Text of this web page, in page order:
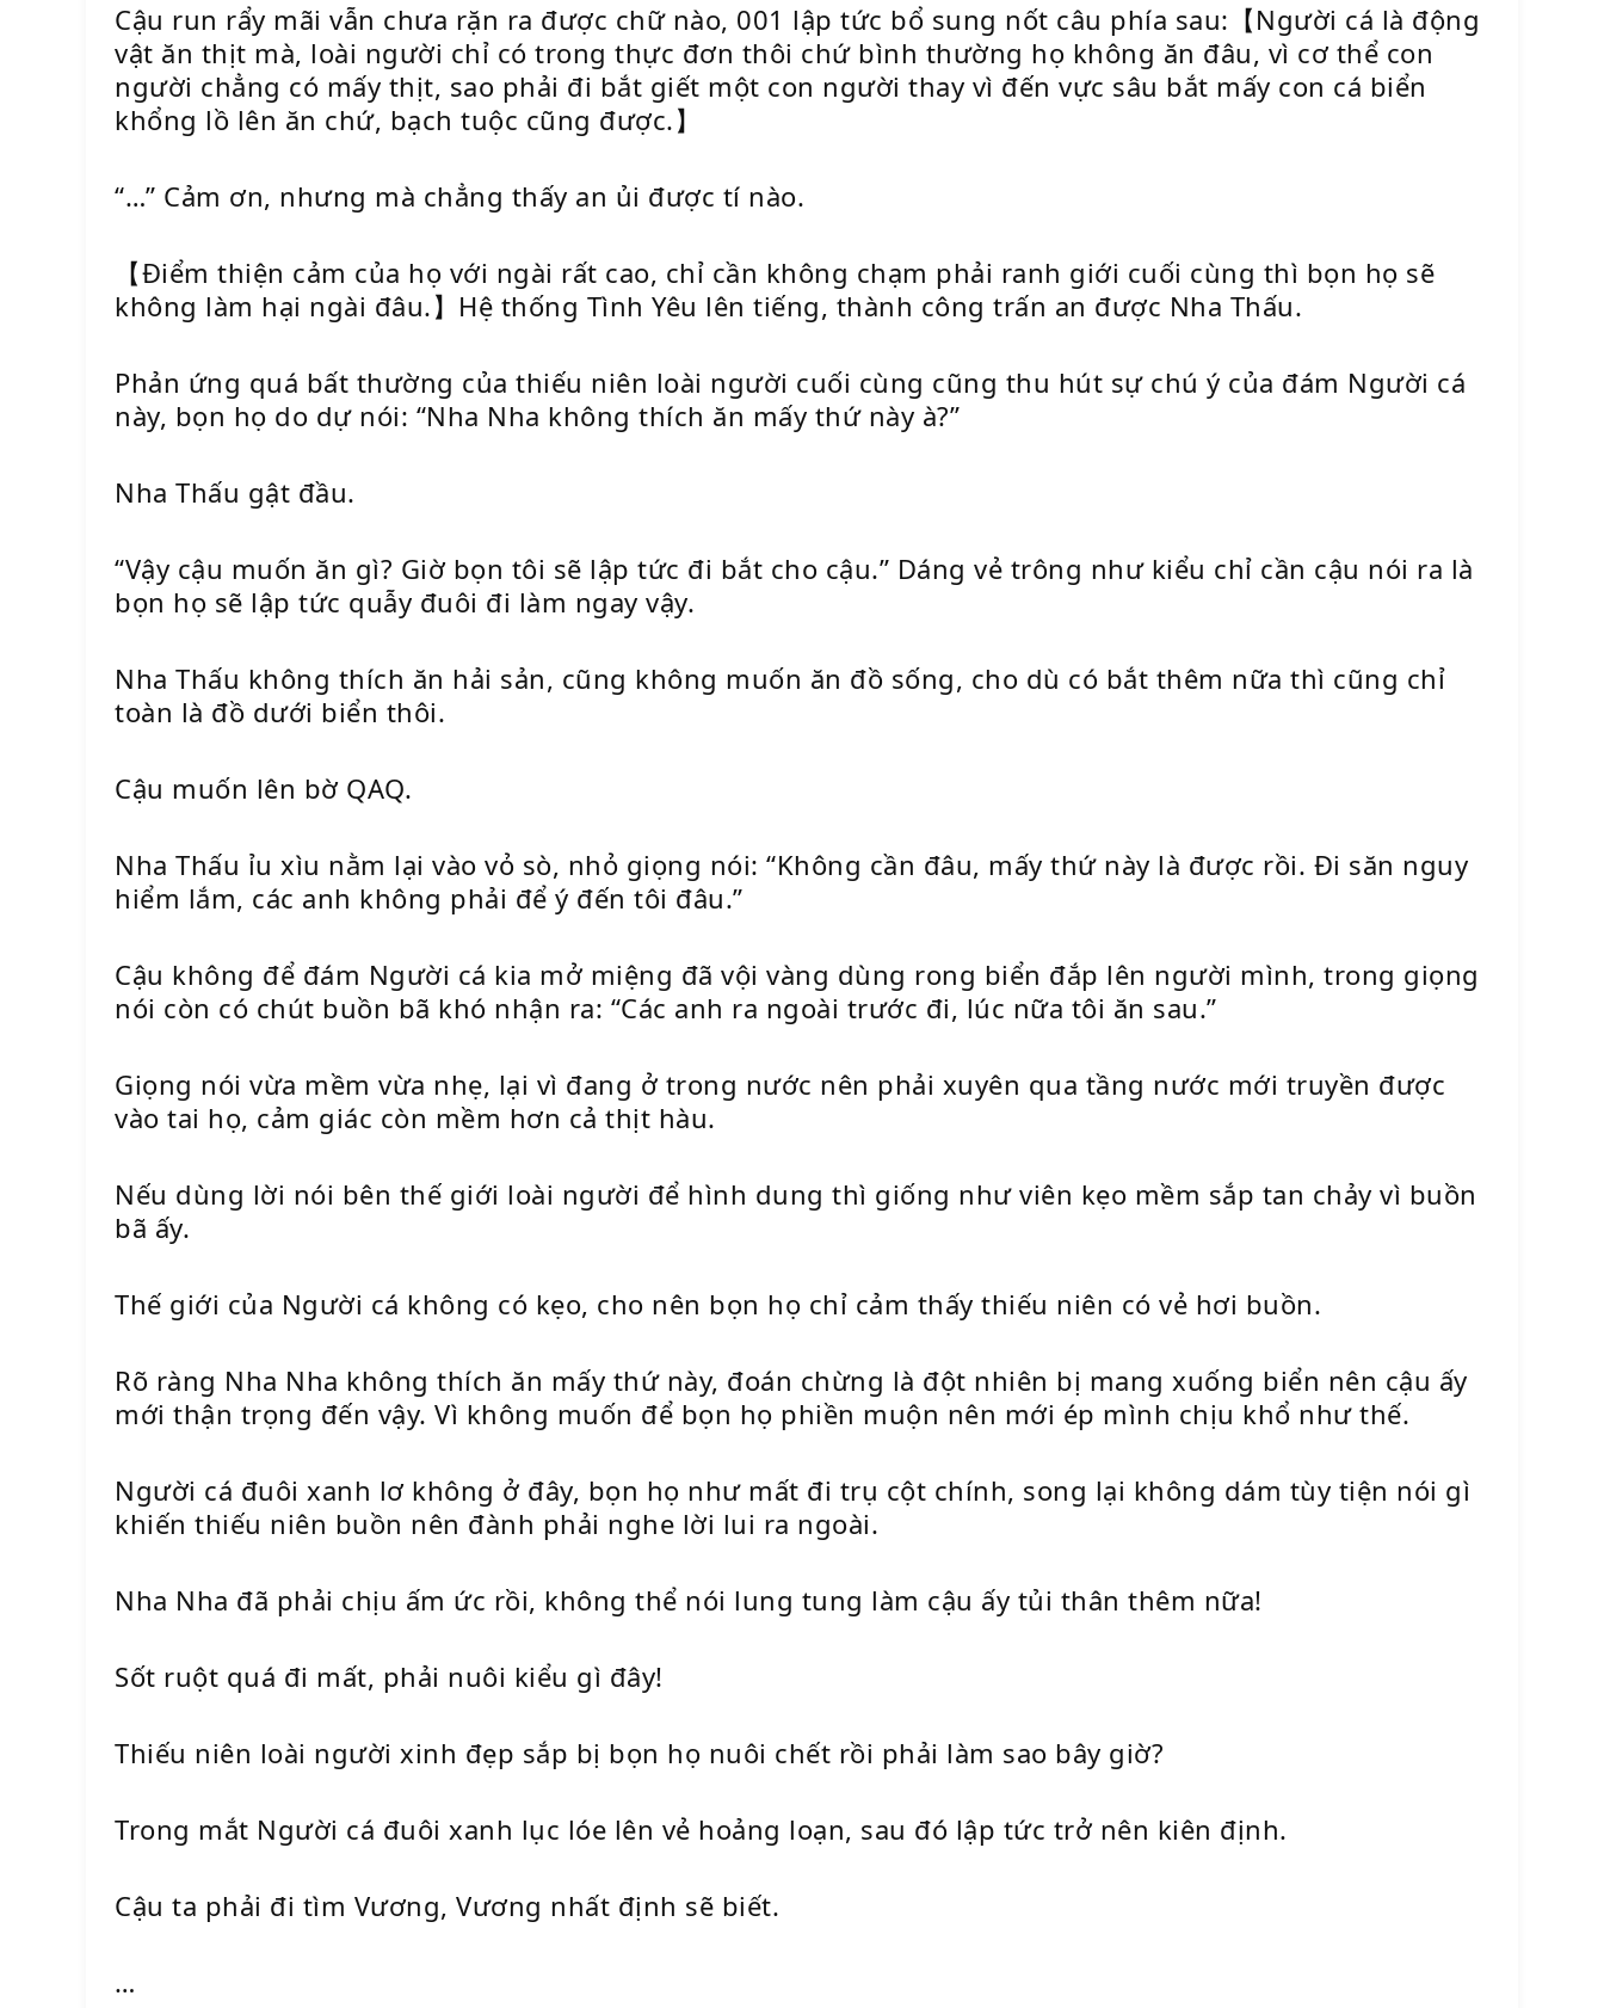
Cậu run rẩy mãi vẫn chưa rặn ra được chữ nào, 001 lập tức bổ sung nốt câu phía sau:【Người cá là động
vật ăn thịt mà, loài người chỉ có trong thực đơn thôi chứ bình thường họ không ăn đâu, vì cơ thể con
người chẳng có mấy thịt, sao phải đi bắt giết một con người thay vì đến vực sâu bắt mấy con cá biển
khổng lồ lên ăn chứ, bạch tuộc cũng được.】
“…” Cảm ơn, nhưng mà chẳng thấy an ủi được tí nào.
【Điểm thiện cảm của họ với ngài rất cao, chỉ cần không chạm phải ranh giới cuối cùng thì bọn họ sẽ
không làm hại ngài đâu.】Hệ thống Tình Yêu lên tiếng, thành công trấn an được Nha Thấu.
Phản ứng quá bất thường của thiếu niên loài người cuối cùng cũng thu hút sự chú ý của đám Người cá
này, bọn họ do dự nói: “Nha Nha không thích ăn mấy thứ này à?”
Nha Thấu gật đầu.
“Vậy cậu muốn ăn gì? Giờ bọn tôi sẽ lập tức đi bắt cho cậu.” Dáng vẻ trông như kiểu chỉ cần cậu nói ra là
bọn họ sẽ lập tức quẫy đuôi đi làm ngay vậy.
Nha Thấu không thích ăn hải sản, cũng không muốn ăn đồ sống, cho dù có bắt thêm nữa thì cũng chỉ
toàn là đồ dưới biển thôi.
Cậu muốn lên bờ QAQ.
Nha Thấu ỉu xìu nằm lại vào vỏ sò, nhỏ giọng nói: “Không cần đâu, mấy thứ này là được rồi. Đi săn nguy
hiểm lắm, các anh không phải để ý đến tôi đâu.”
Cậu không để đám Người cá kia mở miệng đã vội vàng dùng rong biển đắp lên người mình, trong giọng
nói còn có chút buồn bã khó nhận ra: “Các anh ra ngoài trước đi, lúc nữa tôi ăn sau.”
Giọng nói vừa mềm vừa nhẹ, lại vì đang ở trong nước nên phải xuyên qua tầng nước mới truyền được
vào tai họ, cảm giác còn mềm hơn cả thịt hàu.
Nếu dùng lời nói bên thế giới loài người để hình dung thì giống như viên kẹo mềm sắp tan chảy vì buồn
bã ấy.
Thế giới của Người cá không có kẹo, cho nên bọn họ chỉ cảm thấy thiếu niên có vẻ hơi buồn.
Rõ ràng Nha Nha không thích ăn mấy thứ này, đoán chừng là đột nhiên bị mang xuống biển nên cậu ấy
mới thận trọng đến vậy. Vì không muốn để bọn họ phiền muộn nên mới ép mình chịu khổ như thế.
Người cá đuôi xanh lơ không ở đây, bọn họ như mất đi trụ cột chính, song lại không dám tùy tiện nói gì
khiến thiếu niên buồn nên đành phải nghe lời lui ra ngoài.
Nha Nha đã phải chịu ấm ức rồi, không thể nói lung tung làm cậu ấy tủi thân thêm nữa!
Sốt ruột quá đi mất, phải nuôi kiểu gì đây!
Thiếu niên loài người xinh đẹp sắp bị bọn họ nuôi chết rồi phải làm sao bây giờ?
Trong mắt Người cá đuôi xanh lục lóe lên vẻ hoảng loạn, sau đó lập tức trở nên kiên định.
Cậu ta phải đi tìm Vương, Vương nhất định sẽ biết.
…